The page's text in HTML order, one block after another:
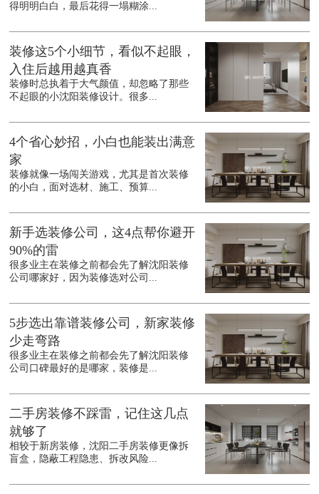
得明明白白，最后花得一塌糊涂...
装修这5个小细节，看似不起眼，
入住后越用越真香
装修时总执着于大气颜值，却忽略了那些
不起眼的小沈阳装修设计。很多...
4个省心妙招，小白也能装出满意
家
装修就像一场闯关游戏，尤其是首次装修
的小白，面对选材、施工、预算...
新手选装修公司，这4点帮你避开
90%的雷
很多业主在装修之前都会先了解沈阳装修
公司哪家好，因为装修选对公司...
5步选出靠谱装修公司，新家装修
少走弯路
很多业主在装修之前都会先了解沈阳装修
公司口碑最好的是哪家，装修是...
二手房装修不踩雷，记住这几点
就够了
相较于新房装修，沈阳二手房装修更像拆
盲盒，隐蔽工程隐患、拆改风险...